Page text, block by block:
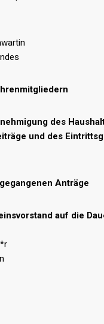
des
und des
Anträge
auf die